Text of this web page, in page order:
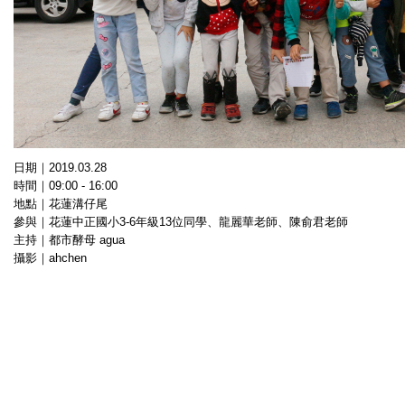
日期｜2019.03.28
時間｜09:00 - 16:00
地點｜花蓮溝仔尾
參與｜ 花蓮中正國小3-6年級13位同學、龍麗華老師、陳俞君老師
主持｜都市酵母 agua
攝影｜ahchen